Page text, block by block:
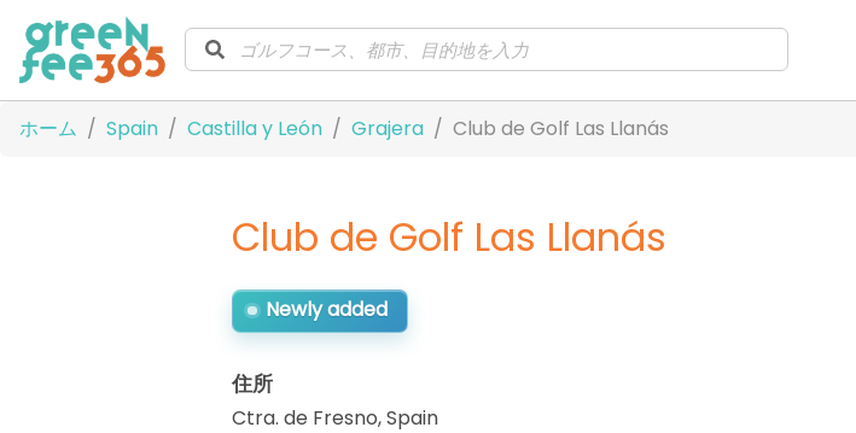
ホーム Spain Castilla y León Grajera Club de Golf Las Llanás
Club de Golf Las Llanás
Newly added
住所
Ctra. de Fresno,Spain